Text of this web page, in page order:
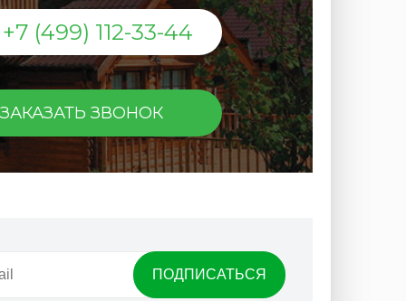
+7 (499) 112-33-44
ЗАКАЗАТЬ ЗВОНОК